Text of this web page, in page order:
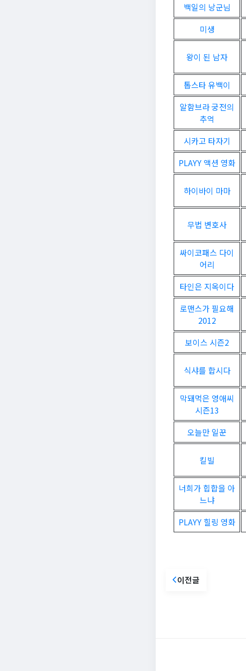
백일의 낭군님
미생
왕이 된 남자
톱스타 유백이
알함브라 궁전의
추억
시카고 타자기
PLAYY 액션 영화
하이바이 마마
무법 변호사
싸이코패스 다이
어리
타인은 지옥이다
로맨스가 필요해
2012
보이스 시즌2
식샤를 합시다
막돼먹은 영애씨
시즌13
오늘만 일꾼
킬빌
너희가 힙합을 아
느냐
PLAYY 힐링 영화
이전글